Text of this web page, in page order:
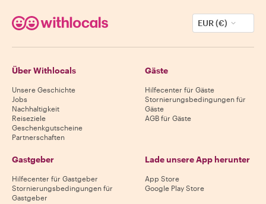
EUR (€)
Über Withlocals
Unsere Geschichte
Jobs
Nachhaltigkeit
Reiseziele
Geschenkgutscheine
Partnerschaften
Gäste
Hilfecenter für Gäste
Stornierungsbedingungen für
Gäste
AGB für Gäste
Gastgeber
Hilfecenter für Gastgeber
Stornierungsbedingungen für
Gastgeber
Lade unsere App herunter
App Store
Google Play Store